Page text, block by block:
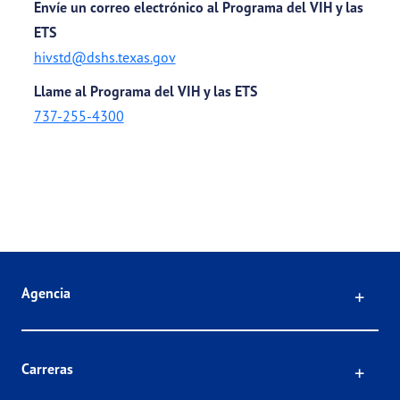
Envíe un correo electrónico al Programa del VIH y las
ETS
hivstd@dshs.texas.gov
Llame al Programa del VIH y las ETS
737-255-4300
Agencia
Carreras